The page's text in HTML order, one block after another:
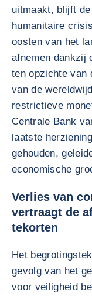
uitmaakt, blijft
humanitaire
oosten van het
afnemen dankzij
ten opzichte van
van de
restrictieve
Centrale Bank
laatste
gehouden,
economische
Verlies van
vertraagt de
tekorten
Het
gevolg van het
voor veiligheid